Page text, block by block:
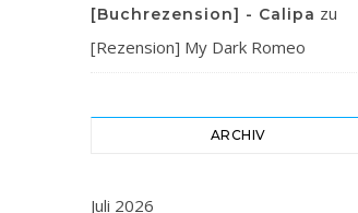
[Buchrezension] - Calipa zu
[Rezension] My Dark Romeo
ARCHIV
Juli 2026